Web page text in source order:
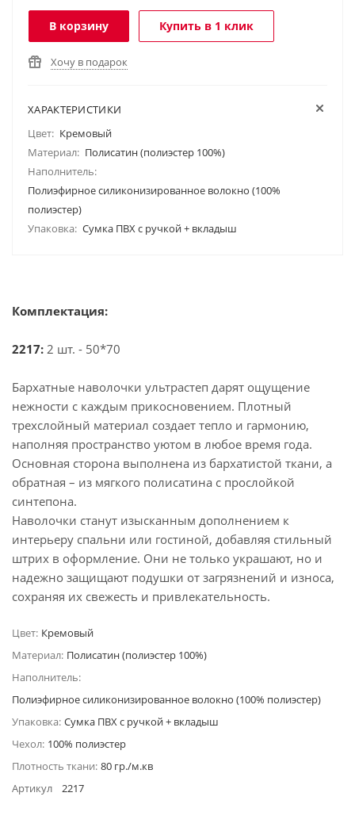
В корзину Купить в 1 клик
Хочу в подарок
ХАРАКТЕРИСТИКИ
Цвет: Кремовый
Материал: Полисатин (полиэстер 100%)
Наполнитель:
Полиэфирное силиконизированное волокно (100%
полиэстер)
Упаковка: Сумка ПВХ с ручкой + вкладыш
Комплектация:
2217: 2 шт. - 50*70
Бархатные наволочки ультрастеп дарят ощущение
нежности с каждым прикосновением. Плотный
трехслойный материал создает тепло и гармонию,
наполняя пространство уютом в любое время года.
Основная сторона выполнена из бархатистой ткани, а
обратная – из мягкого полисатина с прослойкой
синтепона.
Наволочки станут изысканным дополнением к
интерьеру спальни или гостиной, добавляя стильный
штрих в оформление. Они не только украшают, но и
надежно защищают подушки от загрязнений и износа,
сохраняя их свежесть и привлекательность.
Цвет: Кремовый
Материал: Полисатин (полиэстер 100%)
Наполнитель:
Полиэфирное силиконизированное волокно (100% полиэстер)
Упаковка: Сумка ПВХ с ручкой + вкладыш
Чехол: 100% полиэстер
Плотность ткани: 80 гр./м.кв
Артикул
2217